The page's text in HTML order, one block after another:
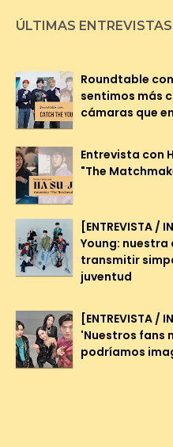
ÚLTIMAS ENTREVISTAS
Roundtable
sentimos más
cámaras que
Entrevista con
"The
[ENTREVISTA /
Young:
transmitir
juventud
[ENTREVISTA /
'Nuestros fans
podríamos